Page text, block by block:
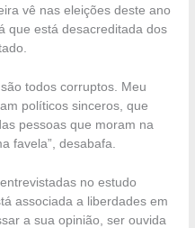
vê nas eleições deste ano
que está desacreditada dos
todos corruptos. Meu
políticos sinceros, que
pessoas que moram na
favela”, desabafa.
no estudo
associada a liberdades em
a sua opinião, ser ouvida